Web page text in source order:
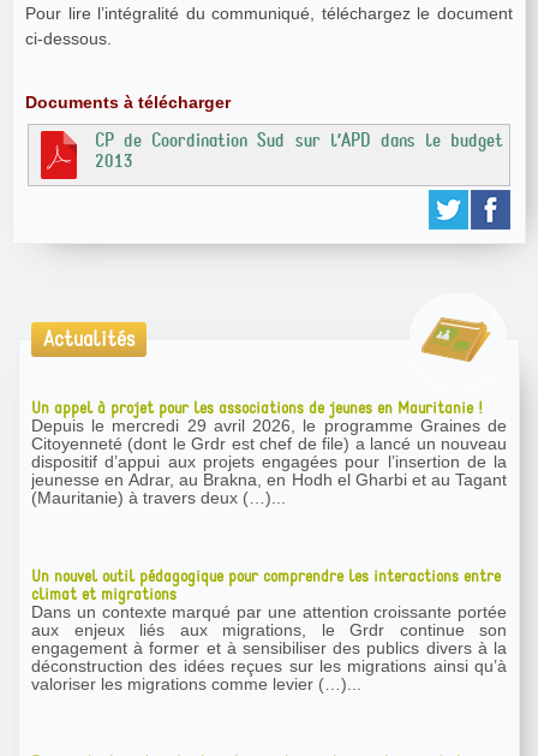
Pour lire l’intégralité du communiqué, téléchargez le document
ci-dessous.
Documents à télécharger
CP de Coordination Sud sur l’APD dans le budget
2013
Actualités
Un appel à projet pour les associations de jeunes en Mauritanie !
Depuis le mercredi 29 avril 2026, le programme Graines de
Citoyenneté (dont le Grdr est chef de file) a lancé un nouveau
dispositif d’appui aux projets engagées pour l’insertion de la
jeunesse en Adrar, au Brakna, en Hodh el Gharbi et au Tagant
(Mauritanie) à travers deux (…)...
Un nouvel outil pédagogique pour comprendre les interactions entre
climat et migrations
Dans un contexte marqué par une attention croissante portée
aux enjeux liés aux migrations, le Grdr continue son
engagement à former et à sensibiliser des publics divers à la
déconstruction des idées reçues sur les migrations ainsi qu’à
valoriser les migrations comme levier (…)...